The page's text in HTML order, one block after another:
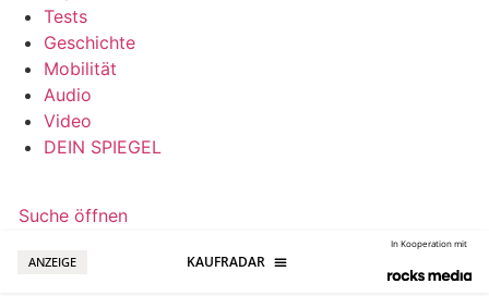
Tests
Geschichte
Mobilität
Audio
Video
DEIN SPIEGEL
Suche öffnen
ANZEIGE
In Kooperation mit